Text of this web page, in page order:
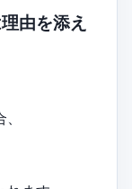
由を添え